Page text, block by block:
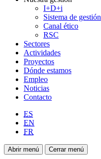
I+D+i
Sistema de gestión
Canal ético
RSC
Sectores
Actividades
Proyectos
Dónde estamos
Empleo
Noticias
Contacto
ES
EN
FR
Abrir menú Cerrar menú